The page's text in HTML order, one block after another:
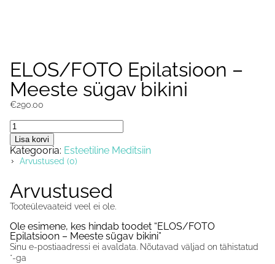
ELOS/FOTO Epilatsioon –
Meeste sügav bikini
€290.00
ELOS/FOTO
Epilatsioon
-
Meeste
sügav
kogus
Lisa korvi
Kategooria: Esteetiline Meditsiin
Arvustused (0)
Arvustused
Tooteülevaateid veel ei ole.
Ole esimene, kes hindab toodet “ELOS/FOTO
Epilatsioon – Meeste sügav bikini”
Sinu e-postiaadressi ei avaldata. Nõutavad väljad on tähistatud
*-ga